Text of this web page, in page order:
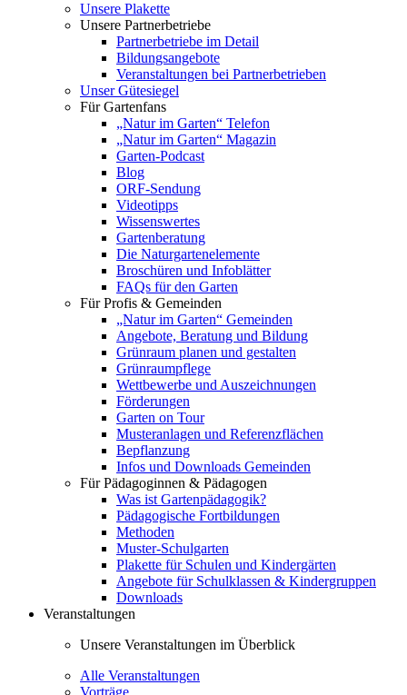
Unsere Plakette
Unsere Partnerbetriebe
Partnerbetriebe im Detail
Bildungsangebote
Veranstaltungen bei Partnerbetrieben
Unser Gütesiegel
Für Gartenfans
„Natur im Garten“ Telefon
„Natur im Garten“ Magazin
Garten-Podcast
Blog
ORF-Sendung
Videotipps
Wissenswertes
Gartenberatung
Die Naturgartenelemente
Broschüren und Infoblätter
FAQs für den Garten
Für Profis & Gemeinden
„Natur im Garten“ Gemeinden
Angebote, Beratung und Bildung
Grünraum planen und gestalten
Grünraumpflege
Wettbewerbe und Auszeichnungen
Förderungen
Garten on Tour
Musteranlagen und Referenzflächen
Bepflanzung
Infos und Downloads Gemeinden
Für Pädagoginnen & Pädagogen
Was ist Gartenpädagogik?
Pädagogische Fortbildungen
Methoden
Muster-Schulgarten
Plakette für Schulen und Kindergärten
Angebote für Schulklassen & Kindergruppen
Downloads
Veranstaltungen
Unsere Veranstaltungen im Überblick
Alle Veranstaltungen
Vorträge